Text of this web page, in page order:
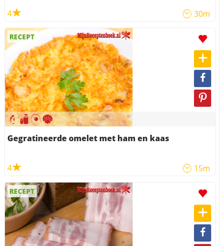
4 30m
RECEPT
Gegratineerde omelet met ham en kaas
4 15m
RECEPT